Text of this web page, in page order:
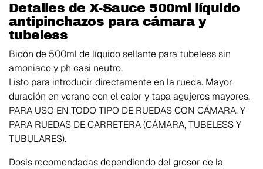
Detalles de X-Sauce 500ml líquido
antipinchazos para cámara y
tubeless
Bidón de 500ml de líquido sellante para tubeless sin
amoniaco y ph casi neutro.
Listo para introducir directamente en la rueda. Mayor
duración en verano con el calor y tapa agujeros mayores.
PARA USO EN TODO TIPO DE RUEDAS CON CÁMARA. Y
PARA RUEDAS DE CARRETERA (CÁMARA, TUBELESS Y
TUBULARES).
Dosis recomendadas dependiendo del grosor de la